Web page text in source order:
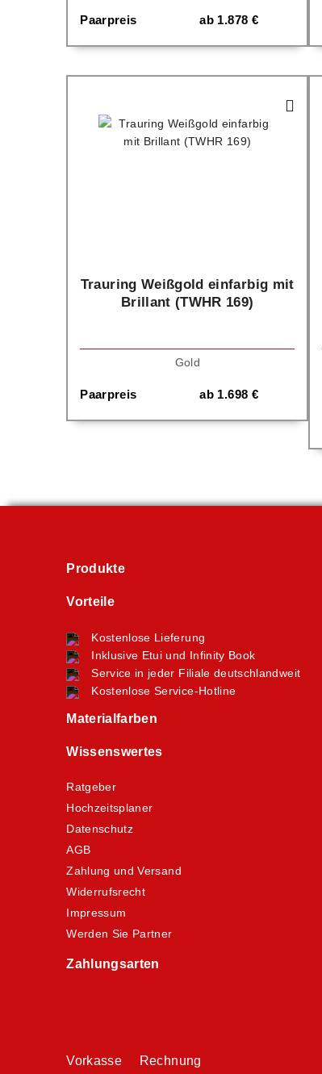
Paarpreis ab 1.878 €
Trauring Weißgold einfarbig mit
Brillant (TWHR 169)
Gold
Paarpreis ab 1.698 €
Produkte
Vorteile
Kostenlose Lieferung
Inklusive Etui und Infinity Book
Service in jeder Filiale deutschlandweit
Kostenlose Service-Hotline
Materialfarben
Wissenswertes
Ratgeber
Hochzeitsplaner
Datenschutz
AGB
Zahlung und Versand
Widerrufsrecht
Impressum
Werden Sie Partner
Zahlungsarten
Vorkasse Rechnung